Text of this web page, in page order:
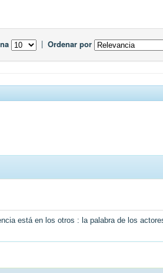
| Ordenar por
está en los otros : la palabra de los